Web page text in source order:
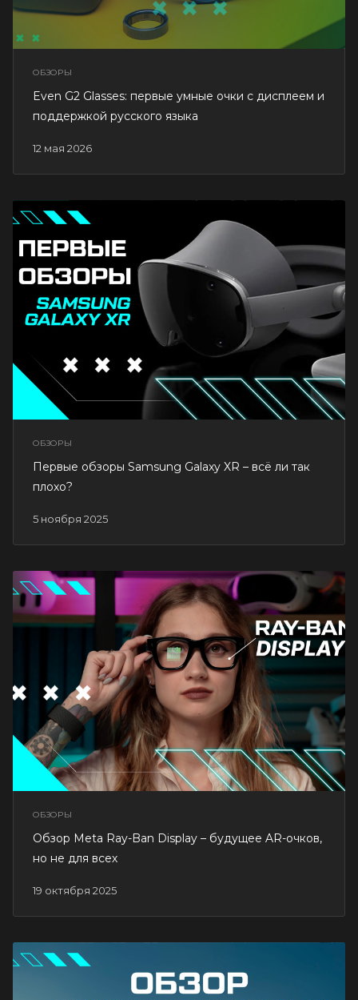
ОБЗОРЫ
12 мая 2026
Even G2 Glasses: первые умные очки с дисплеем и
поддержкой русского языка
ОБЗОРЫ
5 ноября 2025
Первые обзоры Samsung Galaxy XR – всё ли так
плохо?
ОБЗОРЫ
19 октября 2025
Обзор Meta Ray-Ban Display – будущее AR-очков,
но не для всех